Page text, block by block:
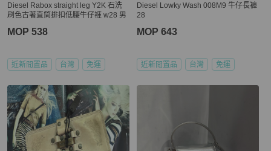
Diesel Rabox straight leg Y2K 石洗
刷色古著直筒排扣低腰牛仔褲 w28 男
MOP 538
近新閒置品 台灣 免運
Diesel Lowky Wash 008M9 牛仔長褲
28
MOP 643
近新閒置品 台灣 免運